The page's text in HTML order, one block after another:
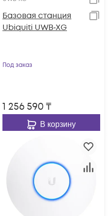
Базовая станция
Ubiquiti UWB‑XG
Под заказ
1 256 590₸
В корзину